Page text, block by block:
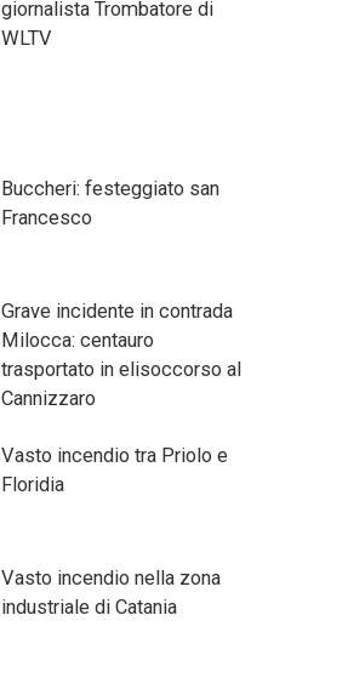
giornalista Trombatore di
WLTV
Buccheri: festeggiato san
Francesco
Grave incidente in contrada
Milocca: centauro
trasportato in elisoccorso al
Cannizzaro
Vasto incendio tra Priolo e
Floridia
Vasto incendio nella zona
industriale di Catania